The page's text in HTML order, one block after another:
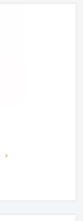
keyboard_arrow_right